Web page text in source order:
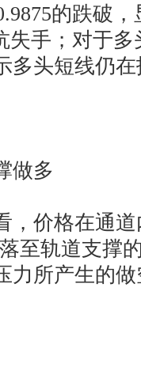
的跌破
失手；对于
多头短线仍
做多
价格在通道
至轨道支撑
力所产生的